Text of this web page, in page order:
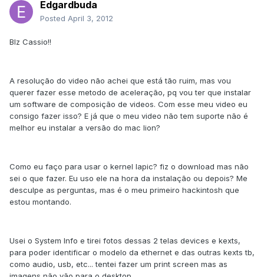
Edgardbuda
Posted April 3, 2012
Blz Cassio!!
A resolução do video não achei que está tão ruim, mas vou
querer fazer esse metodo de aceleração, pq vou ter que instalar
um software de composição de videos. Com esse meu video eu
consigo fazer isso? E já que o meu video não tem suporte não é
melhor eu instalar a versão do mac lion?
Como eu faço para usar o kernel lapic? fiz o download mas não
sei o que fazer. Eu uso ele na hora da instalação ou depois? Me
desculpe as perguntas, mas é o meu primeiro hackintosh que
estou montando.
Usei o System Info e tirei fotos dessas 2 telas devices e kexts,
para poder identificar o modelo da ethernet e das outras kexts tb,
como audio, usb, etc... tentei fazer um print screen mas as